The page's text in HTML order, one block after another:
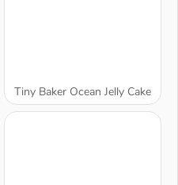
Tiny Baker Ocean Jelly Cake